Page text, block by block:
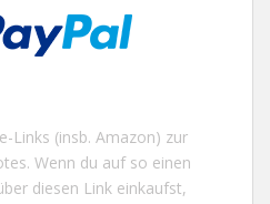
Links (insb. Amazon) zur
Wenn du auf so einen
diesen Link einkaufst,